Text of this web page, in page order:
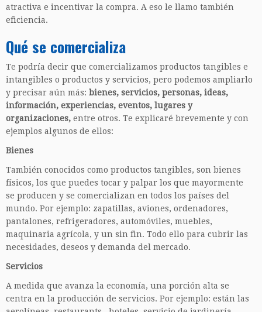
atractiva e incentivar la compra. A eso le llamo también
eficiencia.
Qué se comercializa
Te podría decir que comercializamos productos tangibles e
intangibles o productos y servicios, pero podemos ampliarlo
y precisar aún más: bienes, servicios, personas, ideas,
información, experiencias, eventos, lugares y
organizaciones, entre otros. Te explicaré brevemente y con
ejemplos algunos de ellos:
Bienes
También conocidos como productos tangibles, son bienes
físicos, los que puedes tocar y palpar los que mayormente
se producen y se comercializan en todos los países del
mundo. Por ejemplo: zapatillas, aviones, ordenadores,
pantalones, refrigeradores, automóviles, muebles,
maquinaria agrícola, y un sin fin. Todo ello para cubrir las
necesidades, deseos y demanda del mercado.
Servicios
A medida que avanza la economía, una porción alta se
centra en la producción de servicios. Por ejemplo: están las